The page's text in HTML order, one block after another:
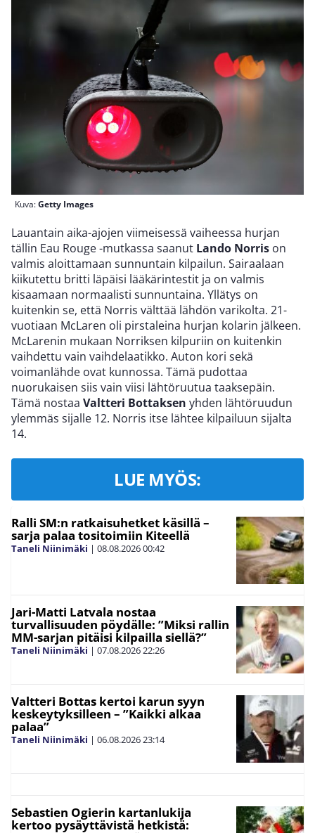
Kuva:Getty Images
Lauantain aika-ajojen viimeisessä vaiheessa hurjan
tällin Eau Rouge -mutkassa saanut Lando Norris on
valmis aloittamaan sunnuntain kilpailun. Sairaalaan
kiikutettu britti läpäisi lääkärintestit ja on valmis
kisaamaan normaalisti sunnuntaina. Yllätys on
kuitenkin se, että Norris välttää lähdön varikolta. 21-
vuotiaan McLaren oli pirstaleina hurjan kolarin jälkeen.
McLarenin mukaan Norriksen kilpuriin on kuitenkin
vaihdettu vain vaihdelaatikko. Auton kori sekä
voimanlähde ovat kunnossa. Tämä pudottaa
nuorukaisen siis vain viisi lähtöruutua taaksepäin.
Tämä nostaa Valtteri Bottaksen yhden lähtöruudun
ylemmäs sijalle 12. Norris itse lähtee kilpailuun sijalta
14.
LUE MYÖS:
Ralli SM:n ratkaisuhetket käsillä –
sarja palaa tositoimiin Kiteellä
Taneli Niinimäki | 08.08.202600:42
Jari-Matti Latvala nostaa
turvallisuuden pöydälle: ”Miksi rallin
MM-sarjan pitäisi kilpailla siellä?”
Taneli Niinimäki | 07.08.202622:26
Valtteri Bottas kertoi karun syyn
keskeytyksilleen – ”Kaikki alkaa
palaa”
Taneli Niinimäki | 06.08.202623:14
Sebastien Ogierin kartanlukija
kertoo pysäyttävistä hetkistä: